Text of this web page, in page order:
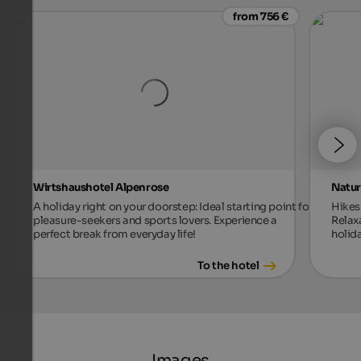
from 756 €
Wirtshaushotel Alpenrose
A holiday right on your doorstep: Ideal starting point for
pleasure-seekers and sports lovers. Experience a
perfect break from everyday life!
To the hotel